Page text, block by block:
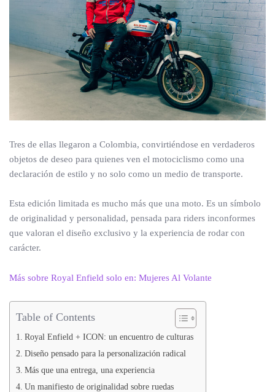
Tres de ellas llegaron a Colombia, convirtiéndose en verdaderos
objetos de deseo para quienes ven el motociclismo como una
declaración de estilo y no solo como un medio de transporte.
Esta edición limitada es mucho más que una moto. Es un símbolo
de originalidad y personalidad, pensada para riders inconformes
que valoran el diseño exclusivo y la experiencia de rodar con
carácter.
Más sobre Royal Enfield solo en: Mujeres Al Volante
Table of Contents
Royal Enfield + ICON: un encuentro de culturas
Diseño pensado para la personalización radical
Más que una entrega, una experiencia
Un manifiesto de originalidad sobre ruedas